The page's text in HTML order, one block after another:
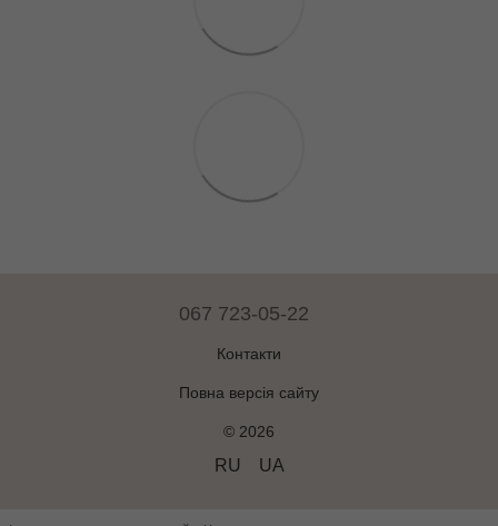
067 723-05-22
Контакти
Повна версія сайту
© 2026
RU UA